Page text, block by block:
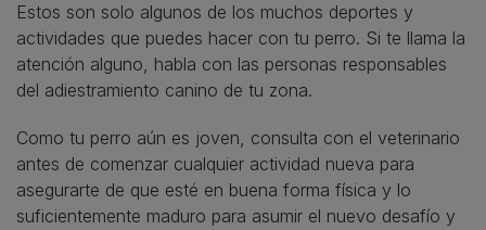
Estos son solo algunos de los muchos deportes y
actividades que puedes hacer con tu perro. Si te llama la
atención alguno, habla con las personas responsables
del adiestramiento canino de tu zona.
Como tu perro aún es joven, consulta con el veterinario
antes de comenzar cualquier actividad nueva para
asegurarte de que esté en buena forma física y lo
suficientemente maduro para asumir el nuevo desafío y